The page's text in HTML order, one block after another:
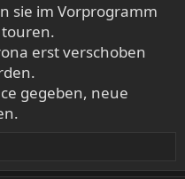
sie im Vorprogramm
touren.
erst verschoben
gegeben, neue